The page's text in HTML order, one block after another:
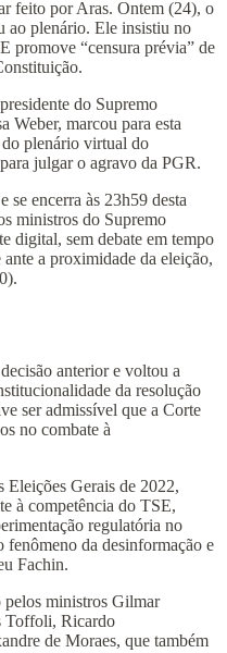
feito por Aras. Ontem (24), o
ao plenário. Ele insistiu no
promove “censura prévia” de
do Supremo
Weber, marcou para esta
do plenário virtual do
julgar o agravo da PGR.
se encerra às 23h59 desta
ministros do Supremo
digital, sem debate em tempo
a proximidade da eleição,
anterior e voltou a
da resolução
ser admissível que a Corte
no combate à
Eleições Gerais de 2022,
à competência do TSE,
regulatória no
da desinformação e
Fachin.
ministros Gilmar
Toffoli, Ricardo
de Moraes, que também